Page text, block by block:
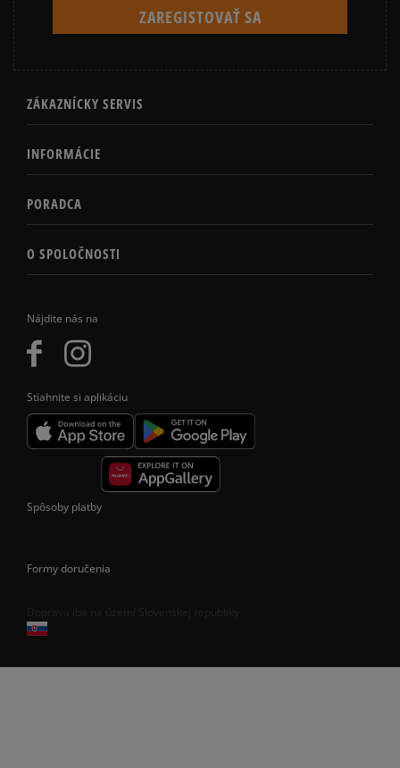
Nájdite nás na
Stiahnite si aplikáciu
ZÁKAZNÍCKY SERVIS
INFORMÁCIE
PORADCA
O SPOLOČNOSTI
Spôsoby platby
Formy doručenia